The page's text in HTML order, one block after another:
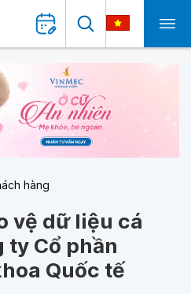
hàng
vệ dữ liệu cá
ty Cổ phần
Quốc tế